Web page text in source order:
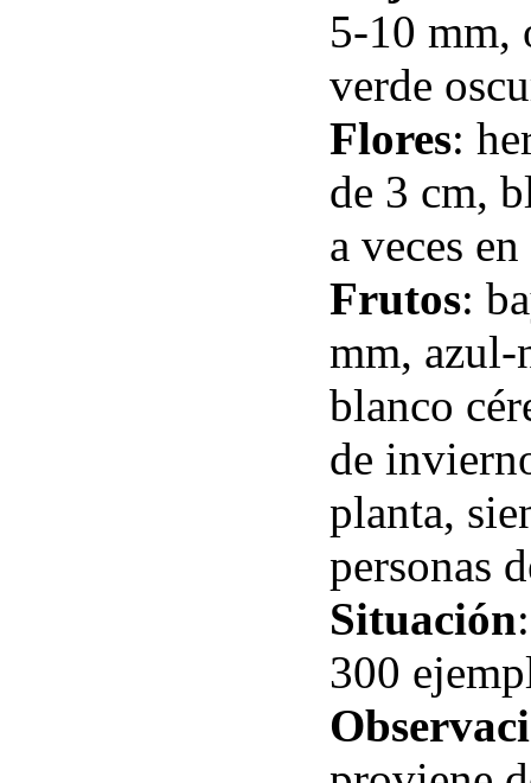
5-10 mm,
verde
Flores:
de 3 cm,
a veces
Frutos:
mm, azul-
blanco
de
planta,
personas
Situación
300